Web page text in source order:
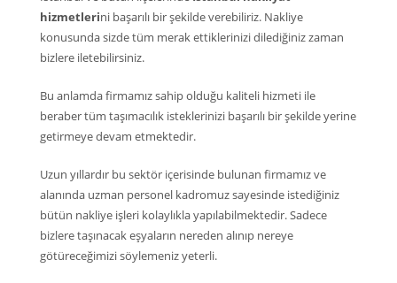
hizmetlerini başarılı bir şekilde verebiliriz. Nakliye
konusunda sizde tüm merak ettiklerinizi dilediğiniz zaman
bizlere iletebilirsiniz.
Bu anlamda firmamız sahip olduğu kaliteli hizmeti ile
beraber tüm taşımacılık isteklerinizi başarılı bir şekilde yerine
getirmeye devam etmektedir.
Uzun yıllardır bu sektör içerisinde bulunan firmamız ve
alanında uzman personel kadromuz sayesinde istediğiniz
bütün nakliye işleri kolaylıkla yapılabilmektedir. Sadece
bizlere taşınacak eşyaların nereden alınıp nereye
götüreceğimizi söylemeniz yeterli.